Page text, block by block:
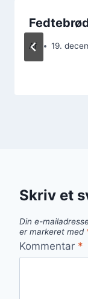
Af 19.
Skriv et
Din e-
er markeret med
Kommentar *